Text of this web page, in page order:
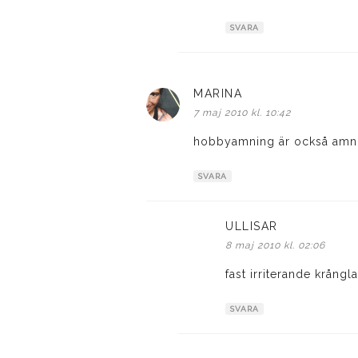
SVARA
MARINA
7 maj 2010 kl. 10:42
hobbyamning är också
SVARA
ULLISAR
8 maj 2010 kl. 02:06
fast irriterande
SVARA